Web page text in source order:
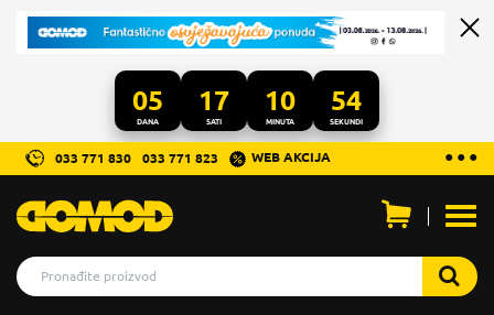
05
DANA
17
SATI
10
MINUTA
54
SEKUNDI
...
● ● ●
033 771 830 033 771 823 WEB AKCIJA